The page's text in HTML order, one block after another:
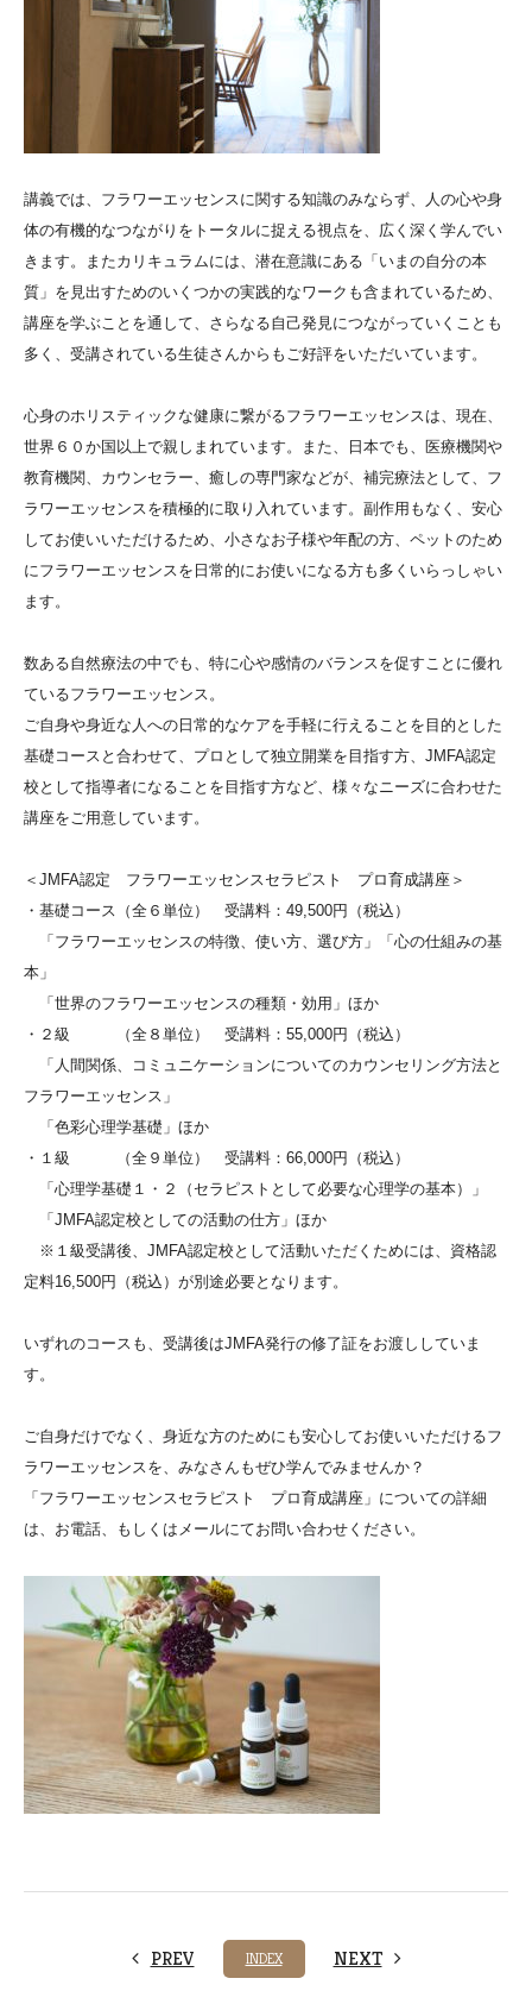
講義では、フラワーエッセンスに関する知識のみならず、人の心や身
体の有機的なつながりをトータルに捉える視点を、広く深く学んでい
きます。またカリキュラムには、潜在意識にある「いまの自分の本
質」を見出すためのいくつかの実践的なワークも含まれているため、
講座を学ぶことを通して、さらなる自己発見につながっていくことも
多く、受講されている生徒さんからもご好評をいただいています。
心身のホリスティックな健康に繋がるフラワーエッセンスは、現在、
世界６０か国以上で親しまれています。また、日本でも、医療機関や
教育機関、カウンセラー、癒しの専門家などが、補完療法として、フ
ラワーエッセンスを積極的に取り入れています。副作用もなく、安心
してお使いいただけるため、小さなお子様や年配の方、ペットのため
にフラワーエッセンスを日常的にお使いになる方も多くいらっしゃい
ます。
数ある自然療法の中でも、特に心や感情のバランスを促すことに優れ
ているフラワーエッセンス。
ご自身や身近な人への日常的なケアを手軽に行えることを目的とした
基礎コースと合わせて、プロとして独立開業を目指す方、JMFA認定
校として指導者になることを目指す方など、様々なニーズに合わせた
講座をご用意しています。
＜JMFA認定 フラワーエッセンスセラピスト プロ育成講座＞
・基礎コース（全６単位） 受講料：49,500円（税込）
「フラワーエッセンスの特徴、使い方、選び方」「心の仕組みの基
本」
「世界のフラワーエッセンスの種類・効用」ほか
・２級 （全８単位） 受講料：55,000円（税込）
「人間関係、コミュニケーションについてのカウンセリング方法と
フラワーエッセンス」
「色彩心理学基礎」ほか
・１級 （全９単位） 受講料：66,000円（税込）
「心理学基礎１・２（セラピストとして必要な心理学の基本）」
「JMFA認定校としての活動の仕方」ほか
※１級受講後、JMFA認定校として活動いただくためには、資格認
定料16,500円（税込）が別途必要となります。
いずれのコースも、受講後はJMFA発行の修了証をお渡ししていま
す。
ご自身だけでなく、身近な方のためにも安心してお使いいただけるフ
ラワーエッセンスを、みなさんもぜひ学んでみませんか？
「フラワーエッセンスセラピスト プロ育成講座」についての詳細
は、お電話、もしくはメールにてお問い合わせください。
PREV INDEX NEXT